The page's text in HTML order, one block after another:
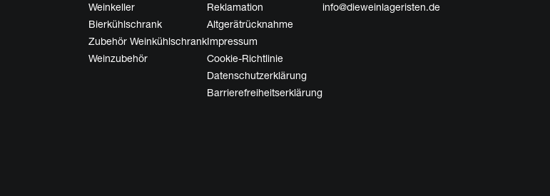
Weinkeller
Bierkühlschrank
Zubehör Weinkühlschrank
Weinzubehör
Reklamation
Altgerätrücknahme
Impressum
Cookie-Richtlinie
Datenschutzerklärung
Barrierefreiheitserklärung
info@dieweinlageristen.de